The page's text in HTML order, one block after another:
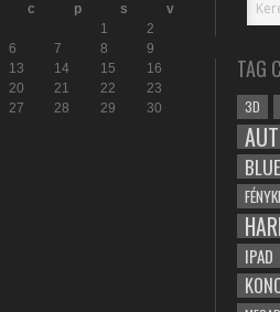
c p s
v
1
2
6 7 8
9
13 14 15
16
20 21 22
23
27 28 29
30
TAG
3D
IPAD